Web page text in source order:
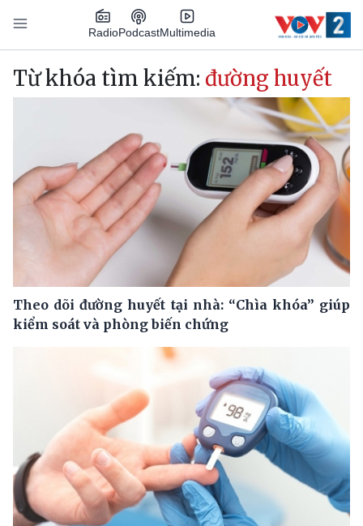
Nhảy đến nội dung
RadioPodcastMultimedia
Main navigation
Từ khóa tìm kiếm: đường huyết
Theo dõi đường huyết tại nhà: “Chìa khóa” giúp
kiểm soát và phòng biến chứng